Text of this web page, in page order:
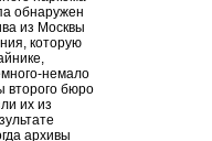
обнаружен
из Москвы
которую
немало
второго бюро
их из
архивы